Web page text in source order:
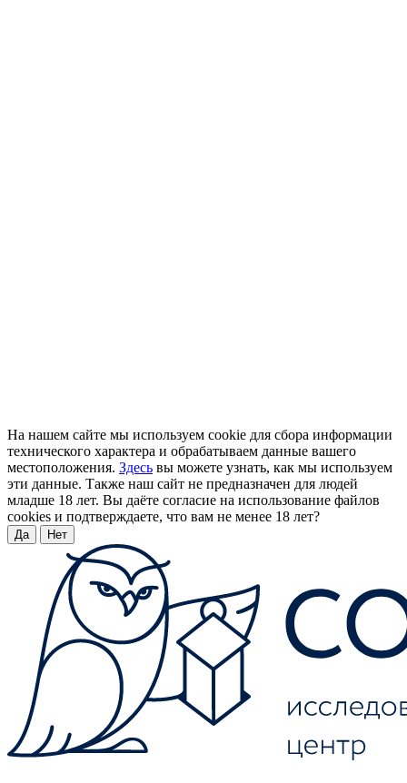
На нашем сайте мы используем cookie для сбора информации
технического характера и обрабатываем данные вашего
местоположения. Здесь вы можете узнать, как мы используем
эти данные. Также наш сайт не предназначен для людей
младше 18 лет. Вы даёте согласие на использование файлов
cookies и подтверждаете, что вам не менее 18 лет?
Да Нет